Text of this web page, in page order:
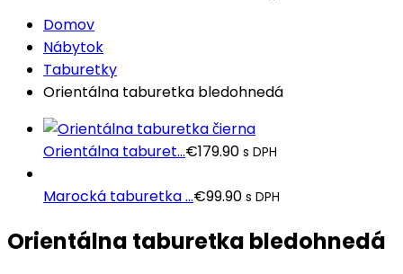
Domov
Nábytok
Taburetky
Orientálna taburetka bledohnedá
Orientálna taburet...€179.90 s DPH
Marocká taburetka ...€99.90 s DPH
Orientálna taburetka bledohnedá